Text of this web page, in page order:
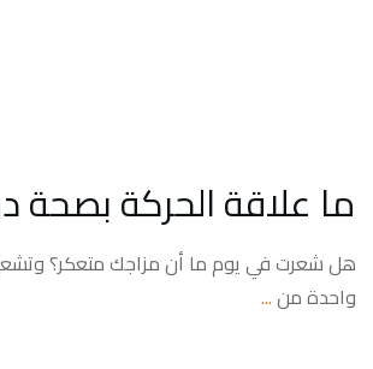
ما علاقة الحركة بصحة
هل شعرت في يوم ما أن مزاجك متعكر؟
واحدة من...